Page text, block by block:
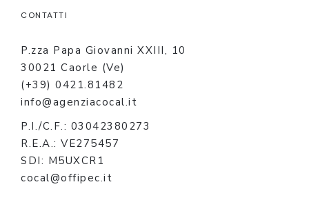
CONTATTI
P.zza Papa Giovanni XXIII, 10
30021 Caorle (Ve)
(+39) 0421.81482
info@agenziacocal.it
P.I./C.F.: 03042380273
R.E.A.: VE275457
SDI: M5UXCR1
cocal@offipec.it